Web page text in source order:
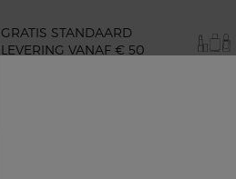
GRATIS STANDAARD
LEVERING VANAF € 50